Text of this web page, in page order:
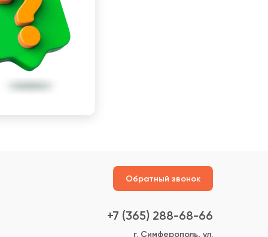
Обратный звонок
+7 (365) 288-68-66
г. Симферополь, ул.